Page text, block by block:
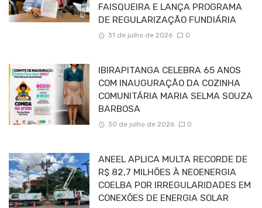
FAISQUEIRA E LANÇA PROGRAMA
DE REGULARIZAÇÃO FUNDIÁRIA
31 de julho de 2026 0
IBIRAPITANGA CELEBRA 65 ANOS
COM INAUGURAÇÃO DA COZINHA
COMUNITÁRIA MARIA SELMA SOUZA
BARBOSA
30 de julho de 2026 0
ANEEL APLICA MULTA RECORDE DE
R$ 82,7 MILHÕES À NEOENERGIA
COELBA POR IRREGULARIDADES EM
CONEXÕES DE ENERGIA SOLAR